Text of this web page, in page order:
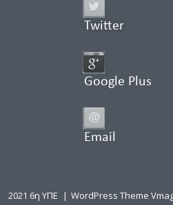
Twitter
Google Plus
Email
2021 6η ΥΠΕ | WordPress Theme